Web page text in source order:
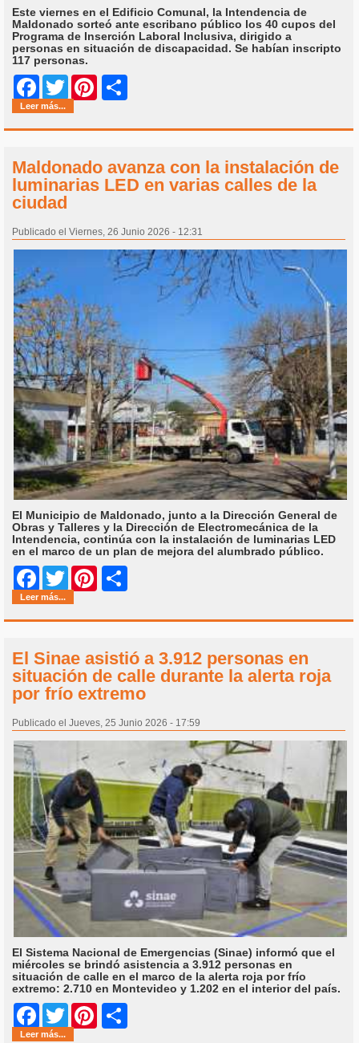
Este viernes en el Edificio Comunal, la Intendencia de
Maldonado sorteó ante escribano público los 40 cupos del
Programa de Inserción Laboral Inclusiva, dirigido a
personas en situación de discapacidad. Se habían inscripto
117 personas.
Facebook
Twitter Pinterest
Leer más...
Maldonado avanza con la instalación de
luminarias LED en varias calles de la
ciudad
Publicado el Viernes, 26 Junio 2026 - 12:31
El Municipio de Maldonado, junto a la Dirección General de
Obras y Talleres y la Dirección de Electromecánica de la
Intendencia, continúa con la instalación de luminarias LED
en el marco de un plan de mejora del alumbrado público.
Facebook
Twitter Pinterest
Leer más...
El Sinae asistió a 3.912 personas en
situación de calle durante la alerta roja
por frío extremo
Publicado el Jueves, 25 Junio 2026 - 17:59
El Sistema Nacional de Emergencias (Sinae) informó que el
miércoles se brindó asistencia a 3.912 personas en
situación de calle en el marco de la alerta roja por frío
extremo: 2.710 en Montevideo y 1.202 en el interior del país.
Facebook
Twitter Pinterest
Leer más...